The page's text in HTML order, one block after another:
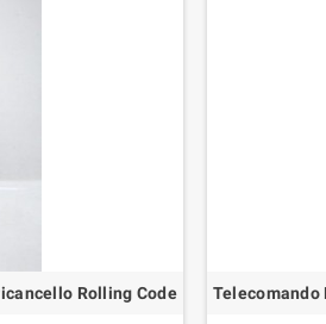
Rolling Code Telecomando